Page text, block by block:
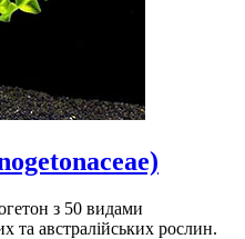
з 50 видами
та австралійських рослин.